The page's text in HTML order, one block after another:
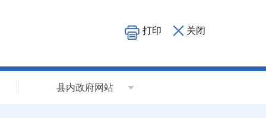
打印 关闭
县内政府网站